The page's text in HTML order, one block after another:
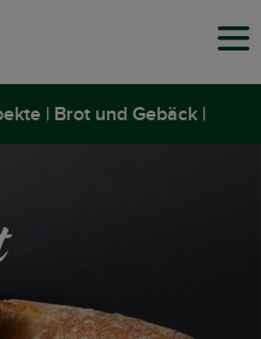
| Brot und Gebäck |